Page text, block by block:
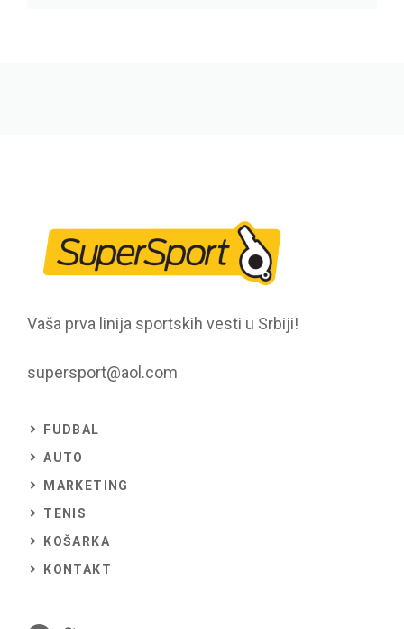
Vaša prva linija sportskih vesti u Srbiji!
supersport@aol.com
FUDBAL
AUTO
MARKETING
TENIS
KOŠARKA
KONTAKT